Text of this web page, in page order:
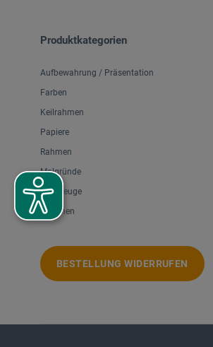
Produktkategorien
Aufbewahrung / Präsentation
Farben
Keilrahmen
Papiere
Rahmen
Malgründe
Werkzeuge
Zeichnen
BESTELLUNG WIDERRUFEN